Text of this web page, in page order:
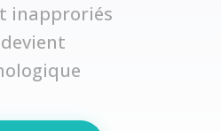
inapproriés